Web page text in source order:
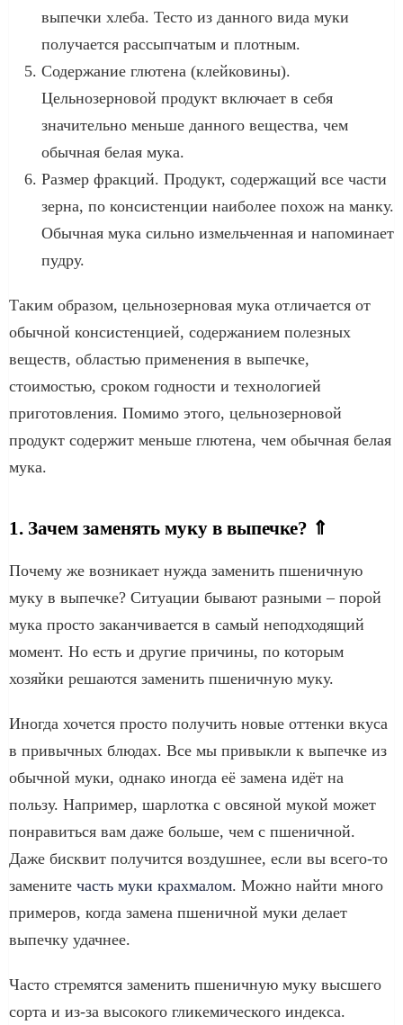
выпечки хлеба. Тесто из данного вида муки
получается рассыпчатым и плотным.
Содержание глютена (клейковины).
Цельнозерновой продукт включает в себя
значительно меньше данного вещества, чем
обычная белая мука.
Размер фракций. Продукт, содержащий все части
зерна, по консистенции наиболее похож на манку.
Обычная мука сильно измельченная и напоминает
пудру.
Таким образом, цельнозерновая мука отличается от
обычной консистенцией, содержанием полезных
веществ, областью применения в выпечке,
стоимостью, сроком годности и технологией
приготовления. Помимо этого, цельнозерновой
продукт содержит меньше глютена, чем обычная белая
мука.
1. Зачем заменять муку в выпечке? ⇑
Почему же возникает нужда заменить пшеничную
муку в выпечке? Ситуации бывают разными – порой
мука просто заканчивается в самый неподходящий
момент. Но есть и другие причины, по которым
хозяйки решаются заменить пшеничную муку.
Иногда хочется просто получить новые оттенки вкуса
в привычных блюдах. Все мы привыкли к выпечке из
обычной муки, однако иногда её замена идёт на
пользу. Например, шарлотка с овсяной мукой может
понравиться вам даже больше, чем с пшеничной.
Даже бисквит получится воздушнее, если вы всего-то
замените часть муки крахмалом. Можно найти много
примеров, когда замена пшеничной муки делает
выпечку удачнее.
Часто стремятся заменить пшеничную муку высшего
сорта и из-за высокого гликемического индекса.